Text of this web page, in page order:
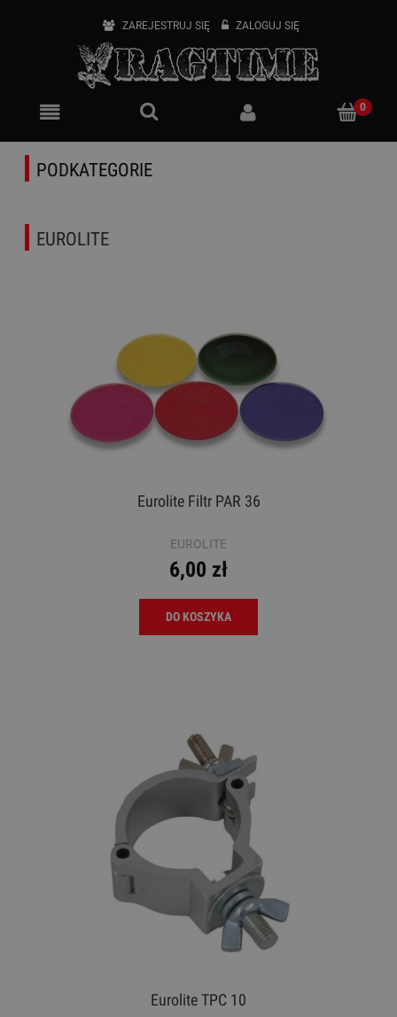
ZAREJESTRUJ SIĘ ZALOGUJ SIĘ
PODKATEGORIE
EUROLITE
Eurolite Filtr PAR 36
EUROLITE
6,00 zł
DO KOSZYKA
Eurolite TPC 10